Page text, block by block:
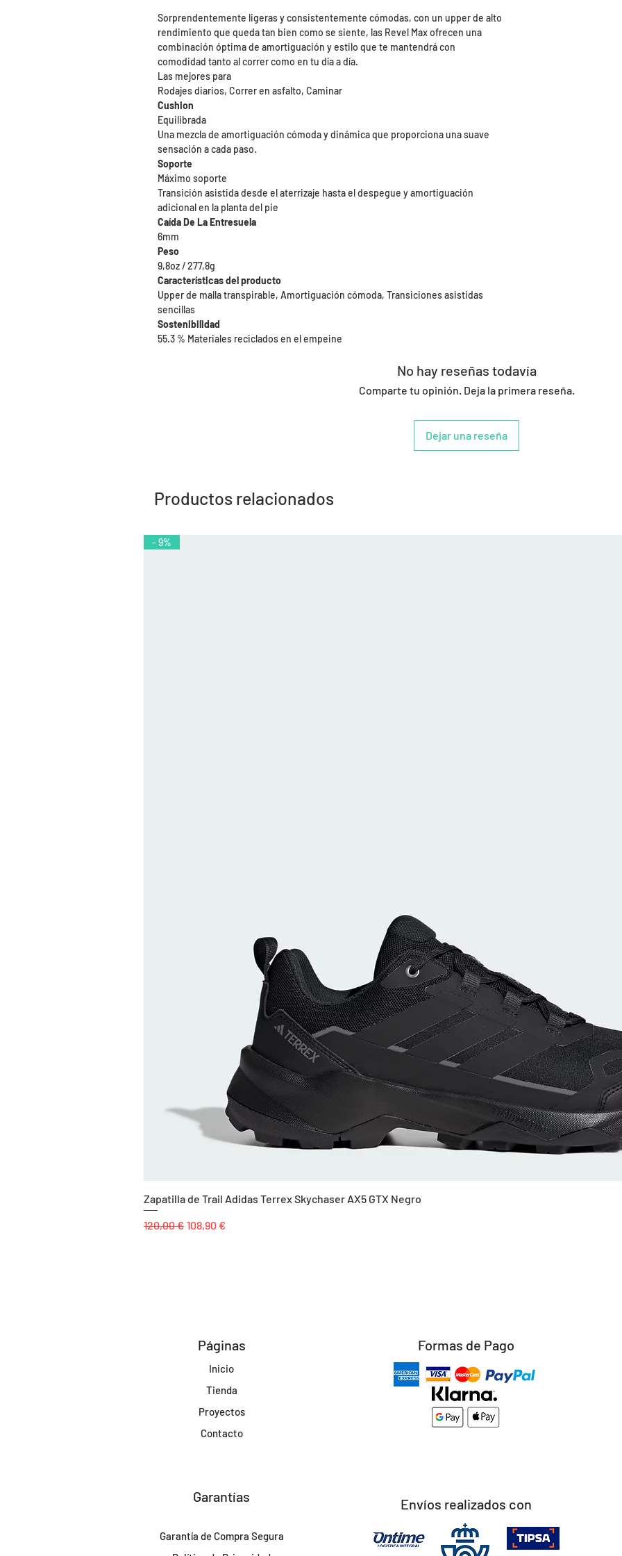
Sorprendentemente ligeras y consistentemente cómodas, con un upper de alto
rendimiento que queda tan bien como se siente, las Revel Max ofrecen una
combinación óptima de amortiguación y estilo que te mantendrá con
comodidad tanto al correr como en tu día a día.
Las mejores para
Rodajes diarios, Correr en asfalto, Caminar
Cushion
Equilibrada
Una mezcla de amortiguación cómoda y dinámica que proporciona una suave
sensación a cada paso.
Soporte
Máximo soporte
Transición asistida desde el aterrizaje hasta el despegue y amortiguación
adicional en la planta del pie
Caída De La Entresuela
6mm
Peso
9,8oz / 277,8g
Características del producto
Upper de malla transpirable, Amortiguación cómoda, Transiciones asistidas
sencillas
Sostenibilidad
55.3 % Materiales reciclados en el empeine
No hay reseñas todavía
Comparte tu opinión. Deja la primera reseña.
Dejar una reseña
Productos relacionados
- 9%
Zapatilla de Trail Adidas Terrex Skychaser AX5 GTX Negro
Precio
120,00 € Precio de oferta
108,90 €
Páginas
Inicio
Tienda
Proyectos
Contacto
Garantías
Garantía de Compra Segura
Formas de Pago
Envíos realizados con